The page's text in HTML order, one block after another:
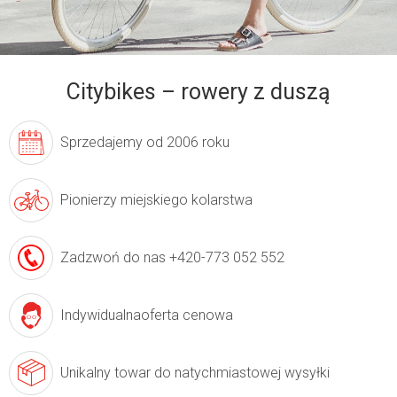
r
y
w
e
r
y
e
l
k
r
y
Sprzedajemy od 2006 roku
Pionierzy miejskiego kolarstwa
Zadzwoń do nas +420-773 052 552
Indywidualnaoferta cenowa
Unikalny towar do natychmiastowej wysyłki